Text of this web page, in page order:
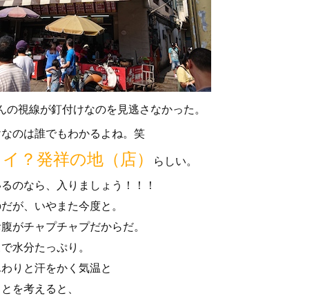
の視線が釘付けなのを見逃さなかった。
のは誰でもわかるよね。笑
？発祥の地（店）
らしい。
のなら、入りましょう！！！
が、いやまた今度と。
がチャプチャプだからだ。
水分たっぷり。
りと汗をかく気温と
を考えると、